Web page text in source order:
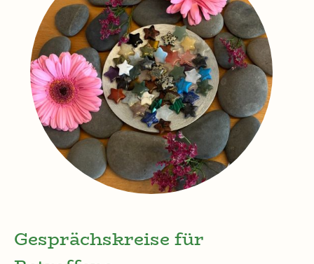
Gesprächskreise für